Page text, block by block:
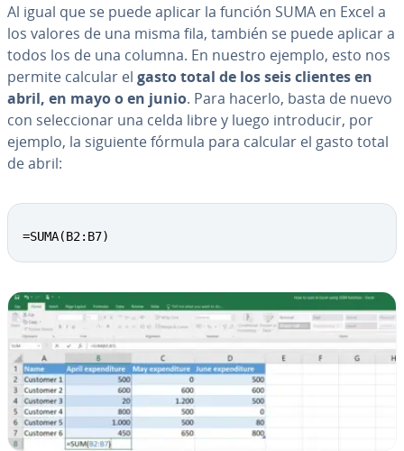
Al igual que se puede aplicar la función SUMA en Excel a
los valores de una misma fila, también se puede aplicar a
todos los de una columna. En nuestro ejemplo, esto nos
permite calcular el gasto total de los seis clientes en
abril, en mayo o en junio. Para hacerlo, basta de nuevo
con se­le­c­cio­nar una celda libre y luego in­tro­du­cir, por
ejemplo, la siguiente fórmula para calcular el gasto total
de abril:
=SUMA(B2:B7)